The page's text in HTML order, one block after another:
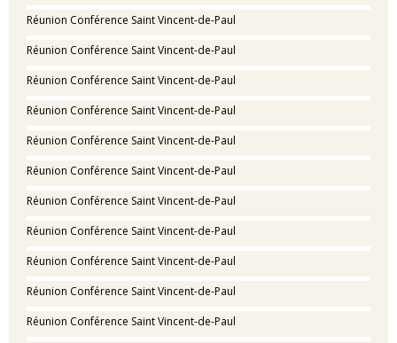
Réunion Conférence Saint Vincent-de-Paul
Réunion Conférence Saint Vincent-de-Paul
Réunion Conférence Saint Vincent-de-Paul
Réunion Conférence Saint Vincent-de-Paul
Réunion Conférence Saint Vincent-de-Paul
Réunion Conférence Saint Vincent-de-Paul
Réunion Conférence Saint Vincent-de-Paul
Réunion Conférence Saint Vincent-de-Paul
Réunion Conférence Saint Vincent-de-Paul
Réunion Conférence Saint Vincent-de-Paul
Réunion Conférence Saint Vincent-de-Paul